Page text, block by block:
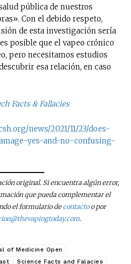
boletín diario y
en tu correo
daily clipping and
news of vaping and
reduction in your email.
SUBSCRIBIRSE
pública de nuestros
Con el debido respeto,
de esta investigación sería
posible que el vapeo crónico
pero necesitamos estudios
esa relación, en caso
Facts & Fallacies
news/2021/11/23/does-
yes-and-no-confusing-
original. Si encuentra algún error,
que pueda complementar el
el formulario decontactoo por
.
of Medicine Open
Science Facts and Falacies